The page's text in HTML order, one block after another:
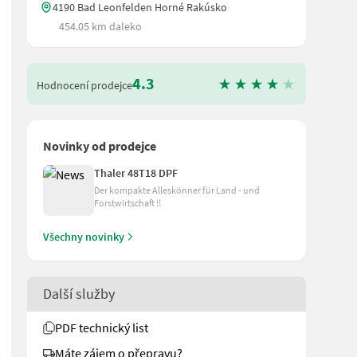
4190 Bad Leonfelden Horné Rakúsko
454.05 km daleko
Hodnocení prodejce4.3
Novinky od prodejce
Thaler 48T18 DPF
Der kompakte Alleskönner für Land - und
Forstwirtschaft !!
Všechny novinky
Další služby
PDF technický list
Máte zájem o přepravu?